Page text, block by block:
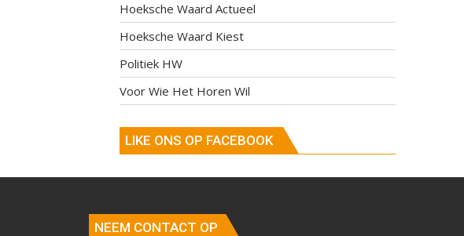
Hoeksche Waard Actueel
Hoeksche Waard Kiest
Politiek HW
Voor Wie Het Horen Wil
LIKE ONS OP FACEBOOK
NEEM CONTACT OP